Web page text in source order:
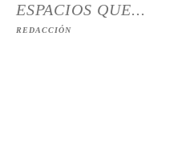
ESPACIOS QUE...
REDACCIÓN